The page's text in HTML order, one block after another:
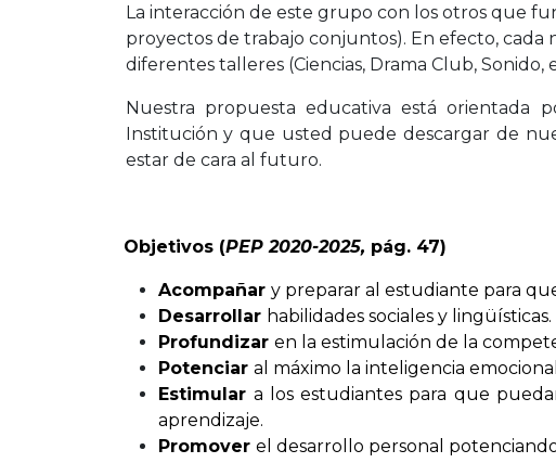
La interacción de este grupo con los otros que
proyectos de trabajo conjuntos). En efecto,
diferentes talleres (Ciencias, Drama Club, Sonido,
Nuestra propuesta educativa está orientada
Institución y que usted puede descargar de
estar de cara al futuro.
Objetivos (PEP 2020-2025, pág. 47)
Acompañar y preparar al estudiante para
Desarrollar habilidades sociales y lingüísticas.
Profundizar en la estimulación de la
Potenciar al máximo la inteligencia
Estimulara los estudiantes para que
aprendizaje.
Promover el desarrollo personal